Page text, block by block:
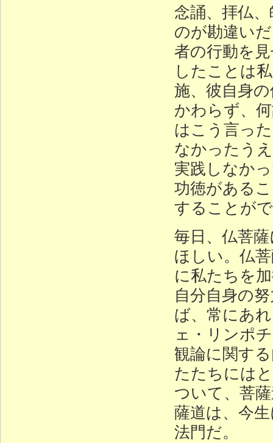
念誦、拝仏
のが勘違い
者の行動を
したことは
施、彼自身
かわらず、
はこう言っ
なかったう
実践しなか
功徳がある
することが
毎日、仏菩
ほしい。仏
に私たちを
自分自身の
ば、常にあ
ェ・リンポ
観論に関す
たたちには
ついて、菩
薩道は、今
法門だ。